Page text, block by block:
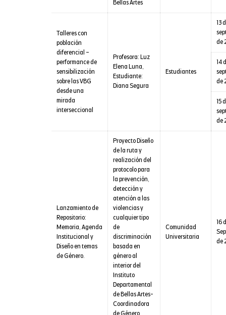
Bellas Artes
Talleres con
población
diferencial –
performance de
sensibilización
sobre las VBG
desde una
mirada
interseccional
Profesora: Luz
Elena Luna,
Estudiante:
Diana Segura
Estudiantes
13
de
14
de
15
de
Lanzamiento de
Repositorio:
Memoria, Agenda
Institucional y
Diseño en temas
de Género.
Proyecto Diseño
de la ruta y
realización del
protocolo para
la prevención,
detección y
atención a las
violencias y
cualquier tipo
de
discriminación
basada en
género al
interior del
Instituto
Departamental
de Bellas Artes-
Coordinadora
Comunidad
Universitaria
16
de